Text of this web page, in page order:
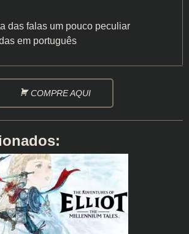
das falas um pouco peculiar
em português
COMPRE AQUI